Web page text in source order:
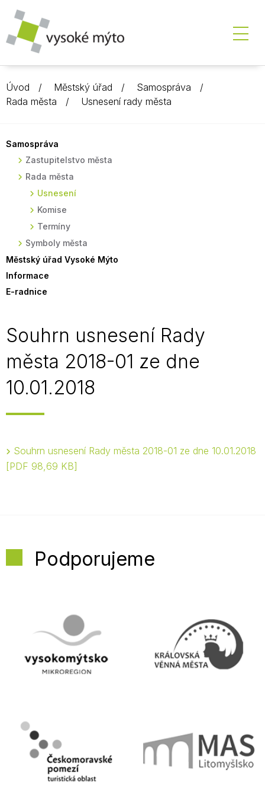
Úvod Městský úřad
Samospráva
Rada města
Usnesení rady města
Samospráva
Zastupitelstvo města
Rada města
Usnesení
Komise
Termíny
Symboly města
Městský úřad Vysoké Mýto
Informace
E-radnice
Souhrn usnesení Rady
města 2018-01 ze dne
10.01.2018
Souhrn usnesení Rady města 2018-01 ze dne 10.01.2018
PDF 98,69 KB
Podporujeme